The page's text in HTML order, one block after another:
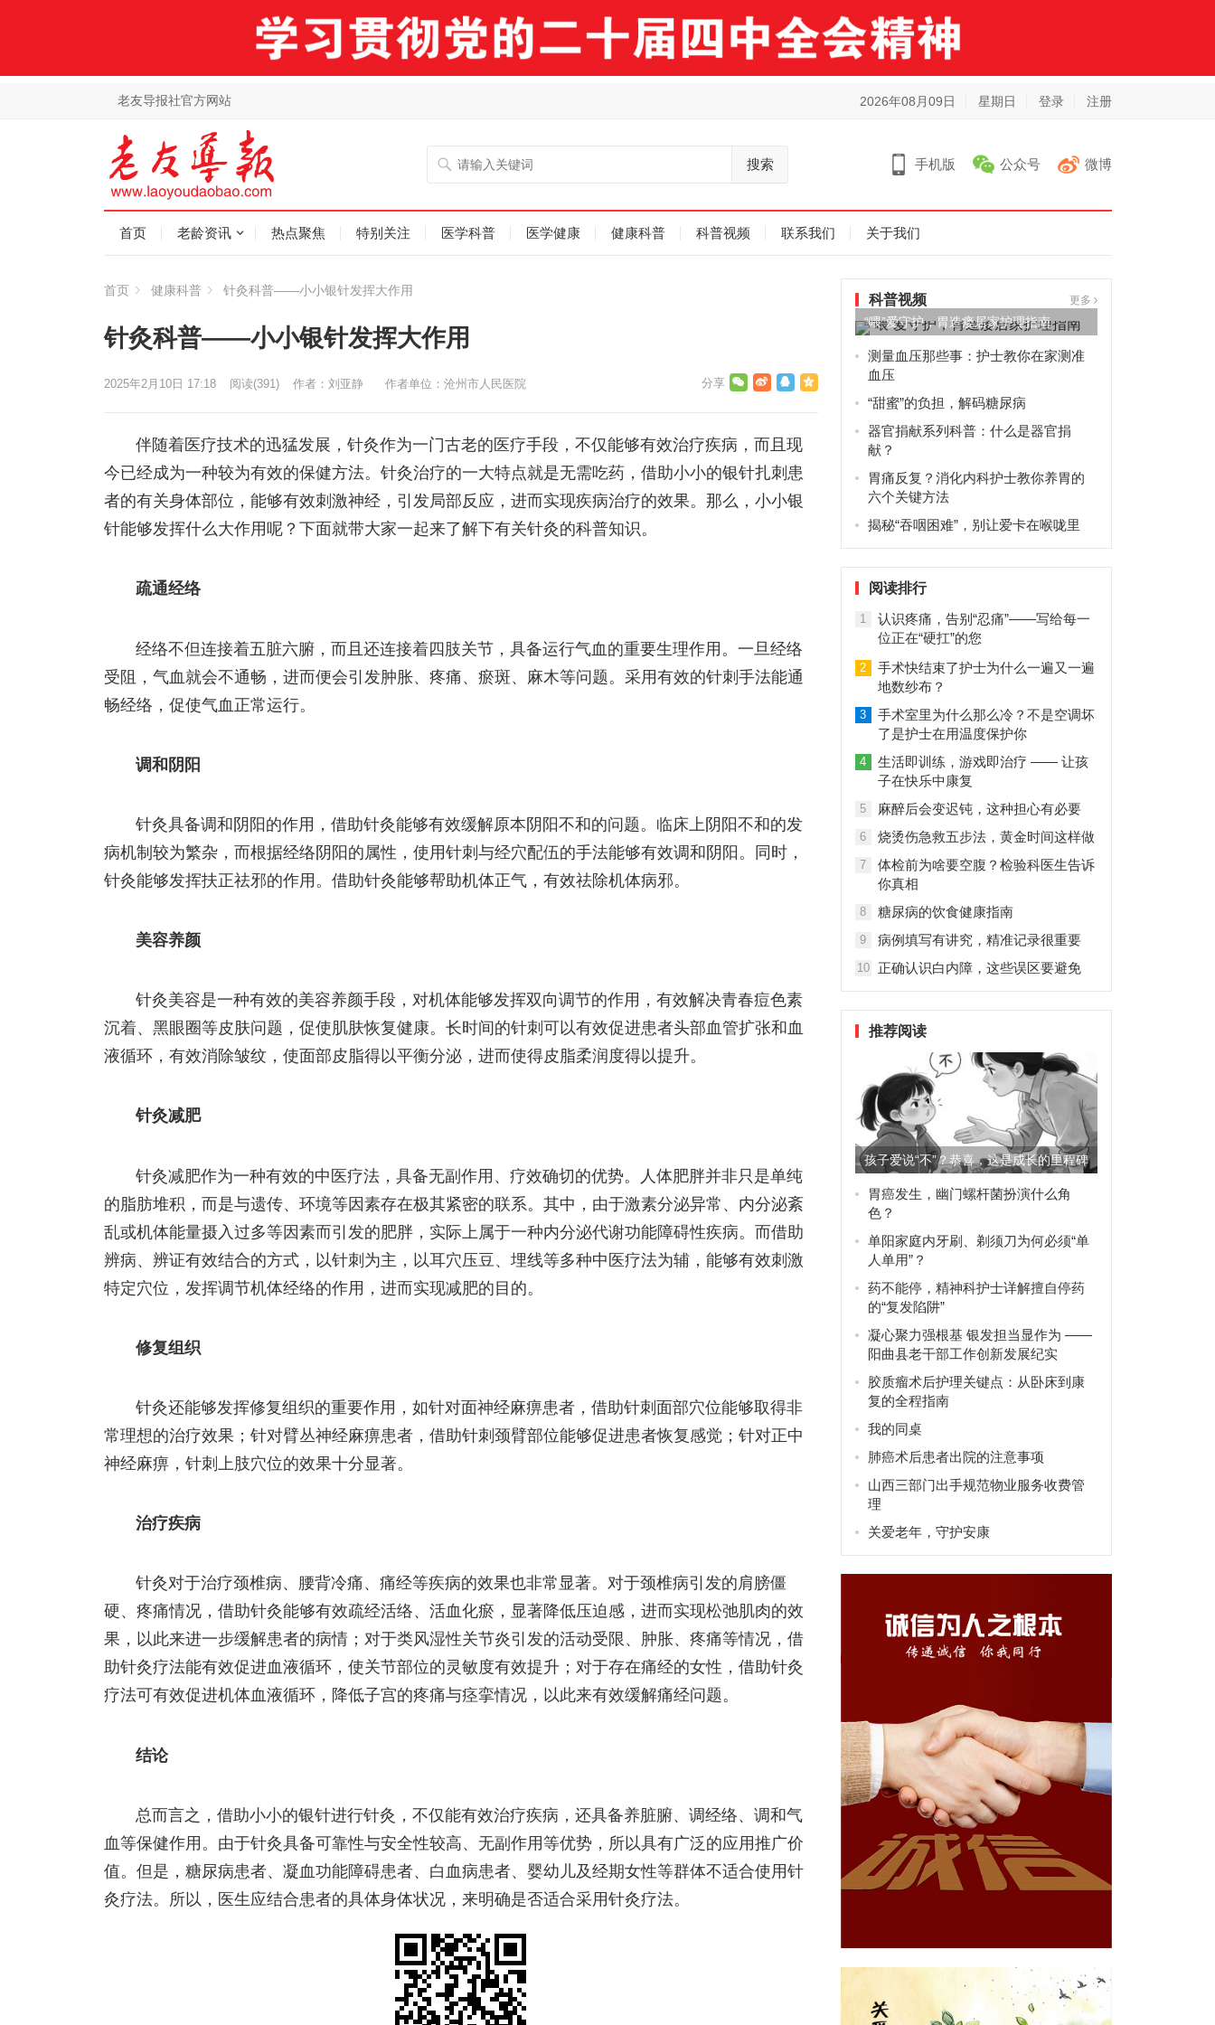
老友导报社官方网站 2026年08月09日 星期日 登录 注册
搜索 手机版 公众号 微博
首页 老龄资讯 热点聚焦 特别关注 医学科普 医学健康 健康科普 科普视频 联系我们 关于我们
首页 健康科普 针灸科普——小小银针发挥大作用
针灸科普——小小银针发挥大作用
作者：刘亚静 作者单位：沧州市人民医院
2025年2月10日 17:18 阅读(391)
伴随着医疗技术的迅猛发展，针灸作为一门古老的医疗手段，不仅能够有效治疗疾病，而且现
今已经成为一种较为有效的保健方法。针灸治疗的一大特点就是无需吃药，借助小小的银针扎刺患
者的有关身体部位，能够有效刺激神经，引发局部反应，进而实现疾病治疗的效果。那么，小小银
针能够发挥什么大作用呢？下面就带大家一起来了解下有关针灸的科普知识。
疏通经络
经络不但连接着五脏六腑，而且还连接着四肢关节，具备运行气血的重要生理作用。一旦经络
受阻，气血就会不通畅，进而便会引发肿胀、疼痛、瘀斑、麻木等问题。采用有效的针刺手法能通
畅经络，促使气血正常运行。
调和阴阳
针灸具备调和阴阳的作用，借助针灸能够有效缓解原本阴阳不和的问题。临床上阴阳不和的发
病机制较为繁杂，而根据经络阴阳的属性，使用针刺与经穴配伍的手法能够有效调和阴阳。同时，
针灸能够发挥扶正祛邪的作用。借助针灸能够帮助机体正气，有效祛除机体病邪。
美容养颜
针灸美容是一种有效的美容养颜手段，对机体能够发挥双向调节的作用，有效解决青春痘色素
沉着、黑眼圈等皮肤问题，促使肌肤恢复健康。长时间的针刺可以有效促进患者头部血管扩张和血
液循环，有效消除皱纹，使面部皮脂得以平衡分泌，进而使得皮脂柔润度得以提升。
针灸减肥
针灸减肥作为一种有效的中医疗法，具备无副作用、疗效确切的优势。人体肥胖并非只是单纯
的脂肪堆积，而是与遗传、环境等因素存在极其紧密的联系。其中，由于激素分泌异常、内分泌紊
乱或机体能量摄入过多等因素而引发的肥胖，实际上属于一种内分泌代谢功能障碍性疾病。而借助
辨病、辨证有效结合的方式，以针刺为主，以耳穴压豆、埋线等多种中医疗法为辅，能够有效刺激
特定穴位，发挥调节机体经络的作用，进而实现减肥的目的。
修复组织
针灸还能够发挥修复组织的重要作用，如针对面神经麻痹患者，借助针刺面部穴位能够取得非
常理想的治疗效果；针对臂丛神经麻痹患者，借助针刺颈臂部位能够促进患者恢复感觉；针对正中
神经麻痹，针刺上肢穴位的效果十分显著。
治疗疾病
针灸对于治疗颈椎病、腰背冷痛、痛经等疾病的效果也非常显著。对于颈椎病引发的肩膀僵
硬、疼痛情况，借助针灸能够有效疏经活络、活血化瘀，显著降低压迫感，进而实现松弛肌肉的效
果，以此来进一步缓解患者的病情；对于类风湿性关节炎引发的活动受限、肿胀、疼痛等情况，借
助针灸疗法能有效促进血液循环，使关节部位的灵敏度有效提升；对于存在痛经的女性，借助针灸
疗法可有效促进机体血液循环，降低子宫的疼痛与痉挛情况，以此来有效缓解痛经问题。
结论
总而言之，借助小小的银针进行针灸，不仅能有效治疗疾病，还具备养脏腑、调经络、调和气
血等保健作用。由于针灸具备可靠性与安全性较高、无副作用等优势，所以具有广泛的应用推广价
值。但是，糖尿病患者、凝血功能障碍患者、白血病患者、婴幼儿及经期女性等群体不适合使用针
灸疗法。所以，医生应结合患者的具体身体状况，来明确是否适合采用针灸疗法。
科普视频 更多
“喂”爱守护，胃造瘘居家护理指南
测量血压那些事：护士教你在家测准
血压
“甜蜜”的负担，解码糖尿病
器官捐献系列科普：什么是器官捐
献？
胃痛反复？消化内科护士教你养胃的
六个关键方法
揭秘“吞咽困难”，别让爱卡在喉咙里
阅读排行
1
认识疼痛，告别“忍痛”——写给每一
位正在“硬扛”的您
2
手术快结束了护士为什么一遍又一遍
地数纱布？
3
手术室里为什么那么冷？不是空调坏
了是护士在用温度保护你
4
生活即训练，游戏即治疗 —— 让孩
子在快乐中康复
5 麻醉后会变迟钝，这种担心有必要
6 烧烫伤急救五步法，黄金时间这样做
7
体检前为啥要空腹？检验科医生告诉
你真相
8 糖尿病的饮食健康指南
9 病例填写有讲究，精准记录很重要
10 正确认识白内障，这些误区要避免
推荐阅读
孩子爱说“不”？恭喜，这是成长的里程碑
胃癌发生，幽门螺杆菌扮演什么角
色？
单阳家庭内牙刷、剃须刀为何必须“单
人单用”？
药不能停，精神科护士详解擅自停药
的“复发陷阱”
凝心聚力强根基 银发担当显作为 ——
阳曲县老干部工作创新发展纪实
胶质瘤术后护理关键点：从卧床到康
复的全程指南
我的同桌
肺癌术后患者出院的注意事项
山西三部门出手规范物业服务收费管
理
关爱老年，守护安康